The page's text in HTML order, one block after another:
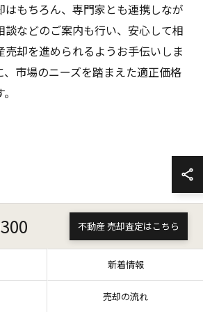
はもちろん、専門家とも連携しなが
談などのご案内も行い、安心して相
却を進められるようお手伝いしま
、市場のニーズを踏まえた適正価格
不動産 売却査定はこちら
新着情報
売却の流れ